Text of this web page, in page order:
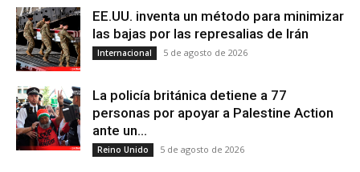
EE.UU. inventa un método para minimizar
las bajas por las represalias de Irán
Internacional 5 de agosto de 2026
La policía británica detiene a 77
personas por apoyar a Palestine Action
ante un...
Reino Unido 5 de agosto de 2026